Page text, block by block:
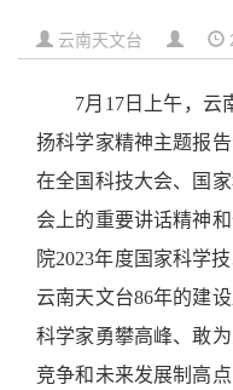
云南天文台
7月17日上午，云
扬科学家精神主题报
在全国科技大会、国
会上的重要讲话精神
院2023年度国家科学
云南天文台86年的建
科学家勇攀高峰、敢
竞争和未来发展制高